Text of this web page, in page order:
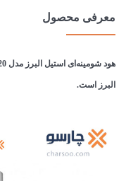
معرفی محصول
البرز است‌.